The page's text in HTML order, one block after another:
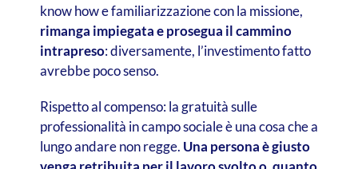
know how e familiarizzazione con la missione,
rimanga impiegata e prosegua il cammino
intrapreso: diversamente, l’investimento fatto
avrebbe poco senso.
Rispetto al compenso: la gratuità sulle
professionalità in campo sociale è una cosa che a
lungo andare non regge. Una persona è giusto